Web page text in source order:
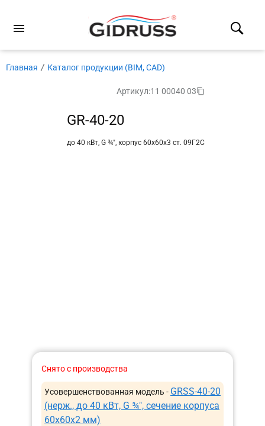
Главная Каталог продукции (BIM, CAD)
Артикул:11 00040 03
GR-40-20
до 40 кВт, G ¾″, корпус 60х60х3 ст. 09Г2С
Снято с производства
Усовершенствованная модель - GRSS-40-20
(нерж., до 40 кВт, G ¾″, сечение корпуса
60х60x2 мм)